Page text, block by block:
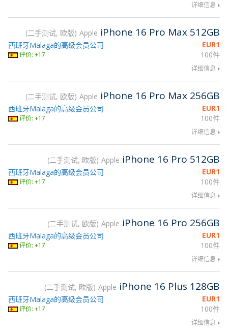
详细信息
二手测试, 欧版 Apple iPhone 16 Pro Max 512GB
EUR1
100件
西班牙Malaga的高级会员公司
评价: +17
详细信息
二手测试, 欧版 Apple iPhone 16 Pro Max 256GB
EUR1
100件
西班牙Malaga的高级会员公司
评价: +17
详细信息
二手测试, 欧版 Apple iPhone 16 Pro 512GB
EUR1
100件
西班牙Malaga的高级会员公司
评价: +17
详细信息
二手测试, 欧版 Apple iPhone 16 Pro 256GB
EUR1
100件
西班牙Malaga的高级会员公司
评价: +17
详细信息
二手测试, 欧版 Apple iPhone 16 Plus 128GB
EUR1
100件
西班牙Malaga的高级会员公司
评价: +17
详细信息